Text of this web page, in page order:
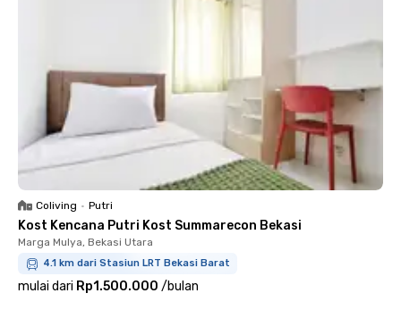
Coliving • Putri
Kost Kencana Putri Kost Summarecon Bekasi
Marga Mulya, Bekasi Utara
4.1 km dari Stasiun LRT Bekasi Barat
mulai dari Rp1.500.000 /bulan